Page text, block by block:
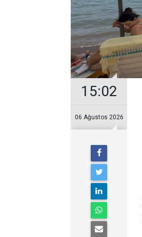
15:02
06 Ağustos 2026